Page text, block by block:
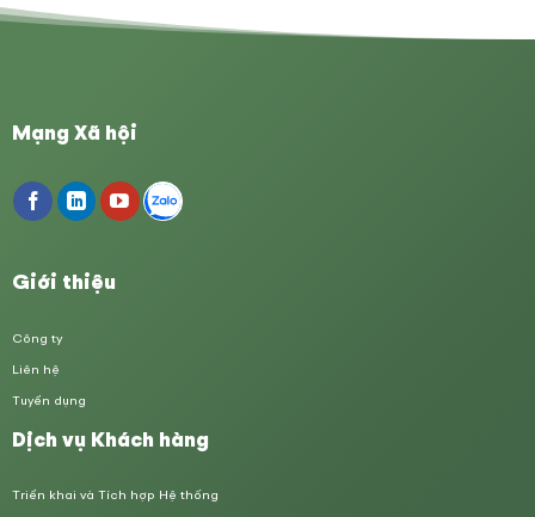
Mạng Xã hội
Giới thiệu
Công ty
Liên hệ
Tuyển dụng
Dịch vụ Khách hàng
Triển khai và Tích hợp Hệ thống